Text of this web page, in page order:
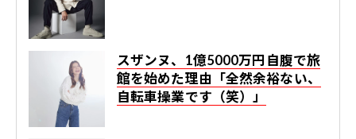
スザンヌ、1億5000万円自腹で旅
館を始めた理由「全然余裕ない、
自転車操業です（笑）」